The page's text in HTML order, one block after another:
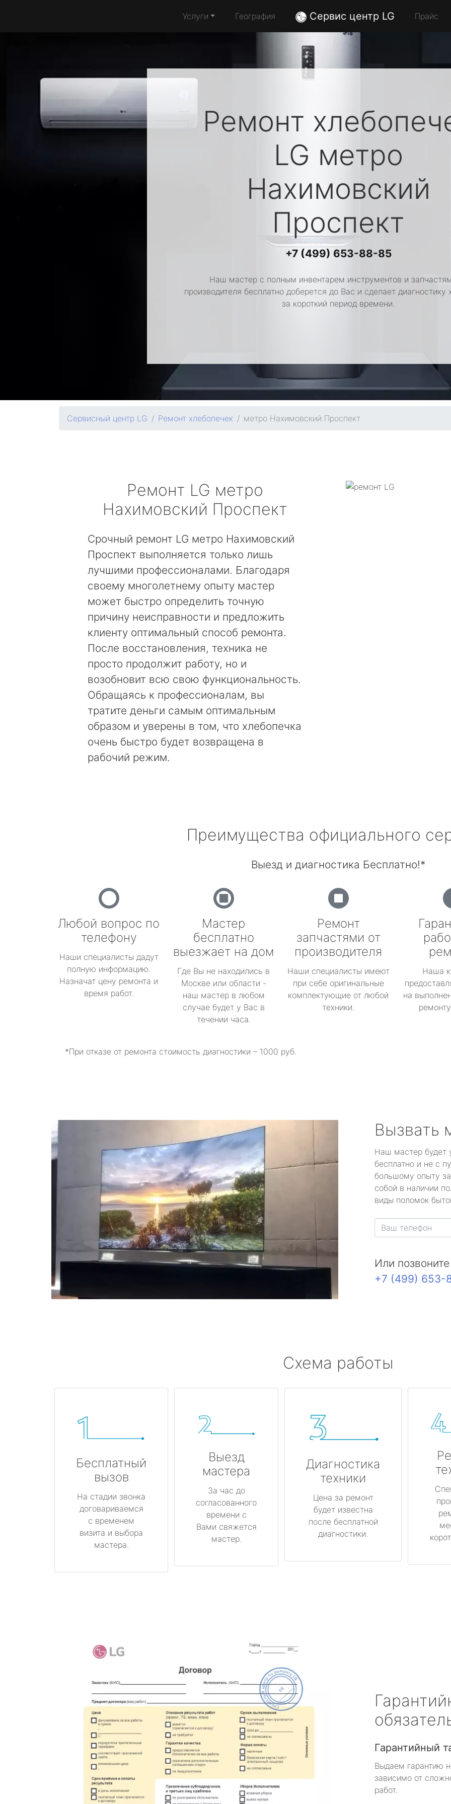
Услуги География Сервис центр LG Прайс
Ремонт
LG метро
Нахимовский
Проспект
+7 (499) 653-88-85
Наш мастер с полным инвентарем инструментов и
производителя бесплатно доберется до Вас и сделает диагностику
за короткий период времени.
Сервисный центр LG Ремонт хлебопечек метро Нахимовский Проспект
Ремонт LG метро
Нахимовский Проспект
Срочный ремонт LG метро Нахимовский
Проспект выполняется только лишь
лучшими профессионалами. Благодаря
своему многолетнему опыту мастер
может быстро определить точную
причину неисправности и предложить
клиенту оптимальный способ ремонта.
После восстановления, техника не
просто продолжит работу, но и
возобновит всю свою функциональность.
Обращаясь к профессионалам, вы
тратите деньги самым оптимальным
образом и уверены в том, что хлебопечка
очень быстро будет возвращена в
рабочий режим.
Преимущества официального
Выезд и диагностика Бесплатно!*
Любой вопрос по
телефону
Наши специалисты дадут
полную информацию.
Назначат цену ремонта и
время работ.
Мастер
бесплатно
выезжает на дом
Где Вы не находились в
Москве или области -
наш мастер в любом
случае будет у Вас в
течении часа.
Ремонт
запчастями от
производителя
Наши специалисты имеют
при себе оригинальные
комплектующие от любой
техники.
Наша
на
*При отказе от ремонта стоимость диагностики – 1000 руб.
Вызвать
Наш мастер будет
бесплатно и не с
большому опыту
собой в наличии
виды поломок
Или
+7 (499) 653-
Схема работы
Бесплатный
вызов
На стадии звонка
договариваемся
с временем
визита и выбора
мастера.
Выезд
мастера
За час до
согласованного
времени с
Вами свяжется
мастер.
Диагностика
техники
Цена за ремонт
будет известна
после бесплатной
диагностики.
Гарантийный
Выдаем гарантию
зависимо от
работ.